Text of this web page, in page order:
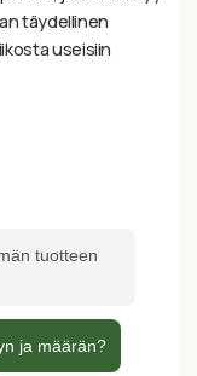
täydellinen
useisiin